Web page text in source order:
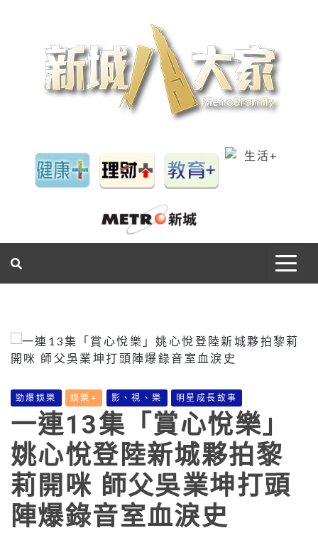
勁爆娛樂 娛樂+ 影、視、樂 明星成長故事
一連13集「賞心悅樂」
姚心悅登陸新城夥拍黎
莉開咪 師父吳業坤打頭
陣爆錄音室血淚史